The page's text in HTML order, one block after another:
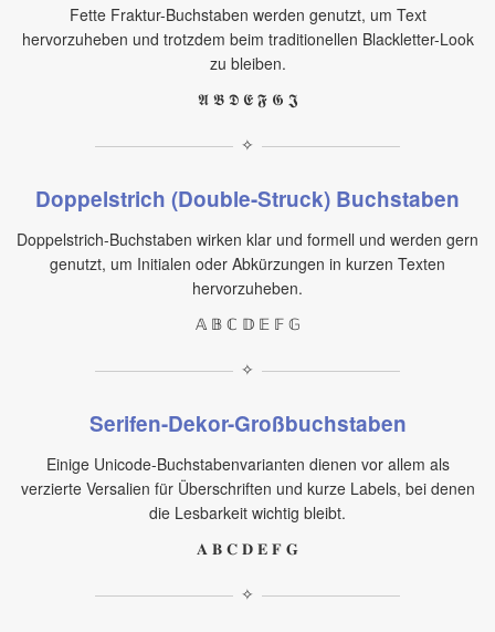
Fette Fraktur-Buchstaben werden genutzt, um Text
hervorzuheben und trotzdem beim traditionellen Blackletter-Look
zu bleiben.
𝕬 𝕭 𝕯 𝕰 𝕱 𝕲 𝕵
✧
Doppelstrich (Double-Struck) Buchstaben
Doppelstrich-Buchstaben wirken klar und formell und werden gern
genutzt, um Initialen oder Abkürzungen in kurzen Texten
hervorzuheben.
𝔸 𝔹 ℂ 𝔻 𝔼 𝔽 𝔾
✧
Serifen-Dekor-Großbuchstaben
Einige Unicode-Buchstabenvarianten dienen vor allem als
verzierte Versalien für Überschriften und kurze Labels, bei denen
die Lesbarkeit wichtig bleibt.
𝐀 𝐁 𝐂 𝐃 𝐄 𝐅 𝐆
✧